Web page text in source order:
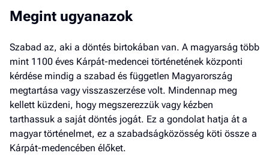
Megint ugyanazok
Szabad az, aki a döntés birtokában van. A magyarság több
mint 1100 éves Kárpát-medencei történetének központi
kérdése mindig a szabad és független Magyarország
megtartása vagy visszaszerzése volt. Mindennap meg
kellett küzdeni, hogy megszerezzük vagy kézben
tarthassuk a saját döntés jogát. Ez a gondolat hatja át a
magyar történelmet, ez a szabadságközösség köti össze a
Kárpát-medencében élőket.